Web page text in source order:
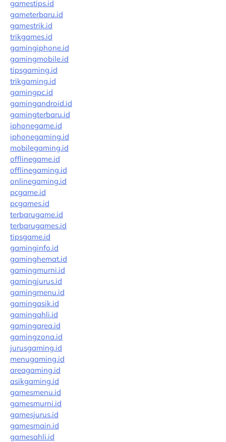
gamestips.id
gameterbaru.id
gamestrik.id
trikgames.id
gamingiphone.id
gamingmobile.id
tipsgaming.id
trikgaming.id
gamingpc.id
gamingandroid.id
gamingterbaru.id
iphonegame.id
iphonegaming.id
mobilegaming.id
offlinegame.id
offlinegaming.id
onlinegaming.id
pcgame.id
pcgames.id
terbarugame.id
terbarugames.id
tipsgame.id
gaminginfo.id
gaminghemat.id
gamingmurni.id
gamingjurus.id
gamingmenu.id
gamingasik.id
gamingahli.id
gamingarea.id
gamingzona.id
jurusgaming.id
menugaming.id
areagaming.id
asikgaming.id
gamesmenu.id
gamesmurni.id
gamesjurus.id
gamesmain.id
gamesahli.id